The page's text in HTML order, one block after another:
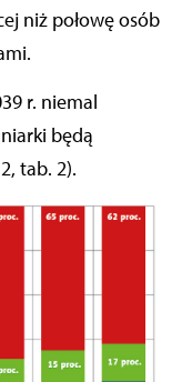
niż połowę osób
r. niemal
będą
tab. 2).